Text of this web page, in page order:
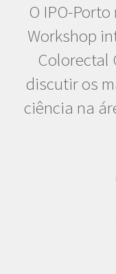
O IPO-
Workshop
Colorectal
discutir os
ciência na